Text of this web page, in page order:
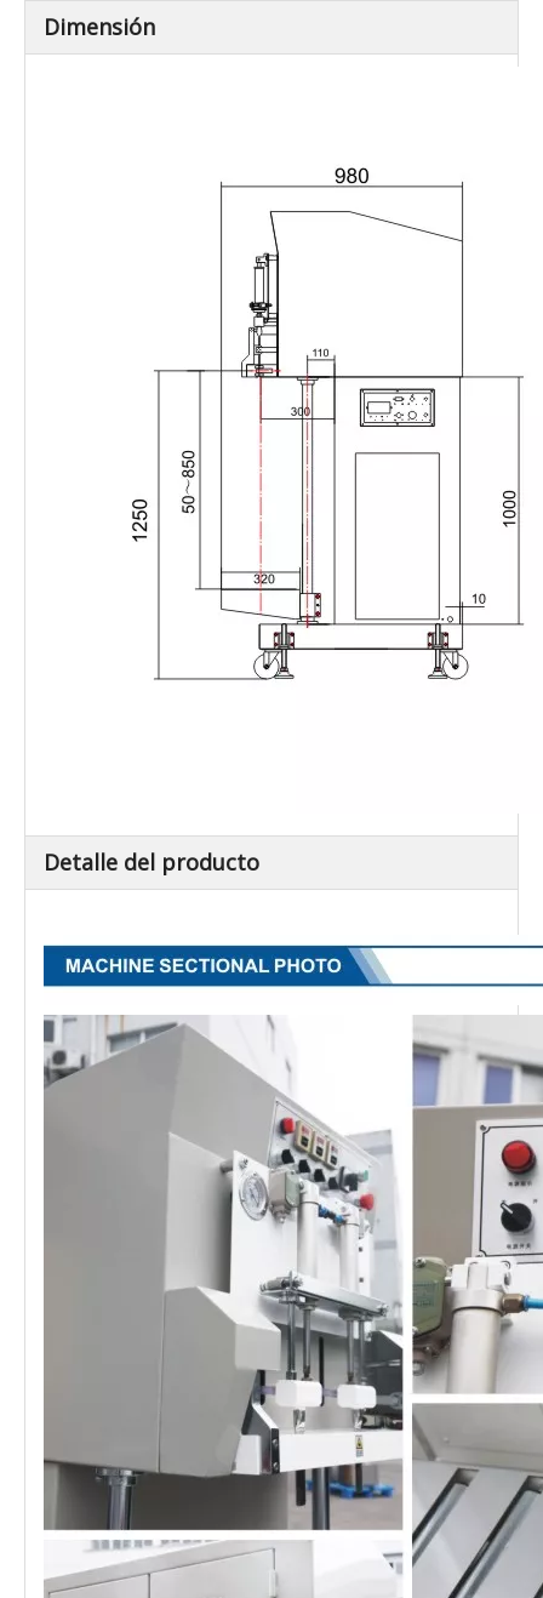
Dimensión
Detalle del producto